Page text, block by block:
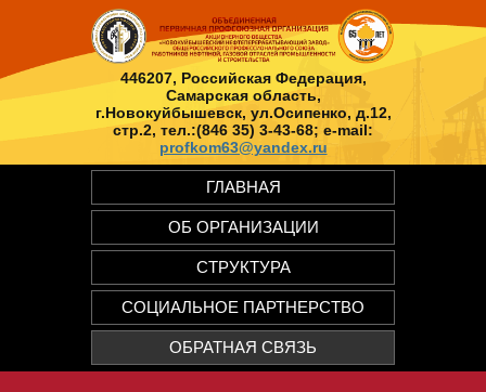
446207, Российская Федерация,
Самарская область,
г.Новокуйбышевск, ул.Осипенко, д.12,
стр.2, тел.:(846 35) 3-43-68; e-mail:
profkom63@yandex.ru
ГЛАВНАЯ
ОБ ОРГАНИЗАЦИИ
СТРУКТУРА
СОЦИАЛЬНОЕ ПАРТНЕРСТВО
ОБРАТНАЯ СВЯЗЬ